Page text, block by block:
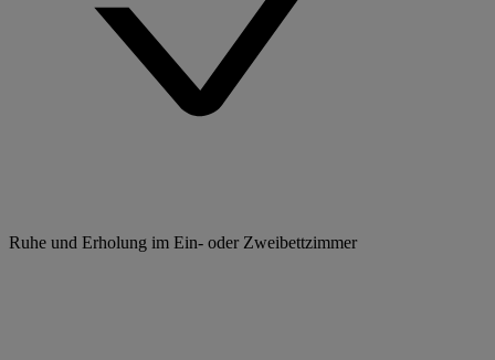
Ruhe und Erholung im Ein- oder Zweibettzimmer